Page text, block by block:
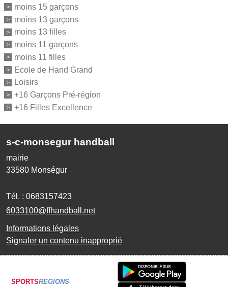
moins 15 garçons
moins 13 garçons
moins 13 filles
moins 11 garçons
moins 11 filles
Ecole de Hand Grand
Loisirs
+16 Garçons Pré-région
+16 Filles Excellence
s-c-monsegur handball
mairie
33580 Monségur
Tél. : 0683157423
6033100@ffhandball.net
Informations légales
Signaler un contenu inapproprié
SPORTSREGIONS